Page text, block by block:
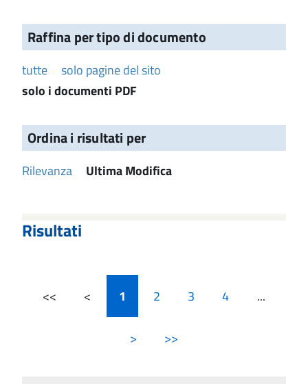
Raffina per tipo di documento
tutte
solo pagine del sito
solo i documenti PDF
Ordina i risultati per
Rilevanza Ultima Modifica
Risultati
<< < 1 2 3 4 ...
> >>